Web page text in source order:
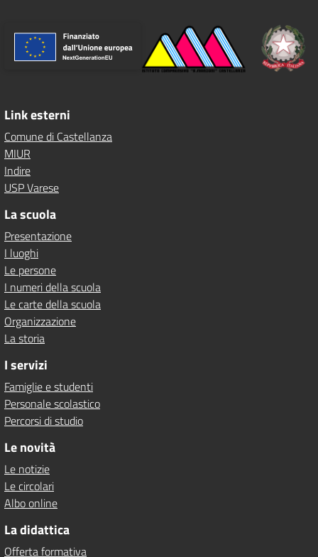
Link esterni
Comune di Castellanza
MIUR
Indire
USP Varese
La scuola
Presentazione
I luoghi
Le persone
I numeri della scuola
Le carte della scuola
Organizzazione
La storia
I servizi
Famiglie e studenti
Personale scolastico
Percorsi di studio
Le novità
Le notizie
Le circolari
Albo online
La didattica
Offerta formativa